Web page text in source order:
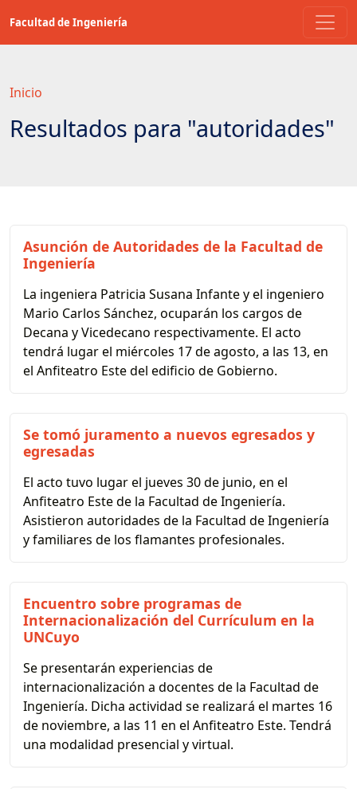
contenido
Facultad de Ingeniería
Inicio
Resultados para "autoridades"
Asunción de Autoridades de la Facultad de
Ingeniería
La ingeniera Patricia Susana Infante y el ingeniero
Mario Carlos Sánchez, ocuparán los cargos de
Decana y Vicedecano respectivamente. El acto
tendrá lugar el miércoles 17 de agosto, a las 13, en
el Anfiteatro Este del edificio de Gobierno.
Se tomó juramento a nuevos egresados y
egresadas
El acto tuvo lugar el jueves 30 de junio, en el
Anfiteatro Este de la Facultad de Ingeniería.
Asistieron autoridades de la Facultad de Ingeniería
y familiares de los flamantes profesionales.
Encuentro sobre programas de
Internacionalización del Currículum en la
UNCuyo
Se presentarán experiencias de
internacionalización a docentes de la Facultad de
Ingeniería. Dicha actividad se realizará el martes 16
de noviembre, a las 11 en el Anfiteatro Este. Tendrá
una modalidad presencial y virtual.